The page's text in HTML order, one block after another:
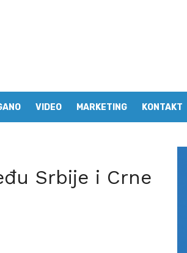
VIDEO MARKETING KONTAKT
Srbije i Crne